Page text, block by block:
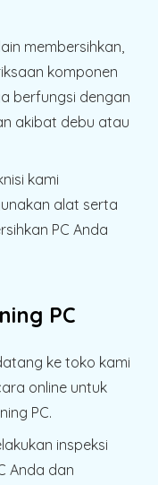
membersihkan,
komponen
berfungsi dengan
akibat debu atau
kami
alat serta
PC Anda
PC
ke toko kami
online untuk
PC.
inspeksi
Anda dan